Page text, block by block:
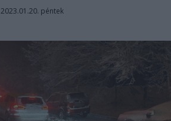
2023.01.20. péntek